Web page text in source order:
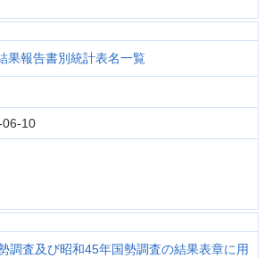
報告書別統計表名一覧
10
査及び昭和45年国勢調査の結果表章に用